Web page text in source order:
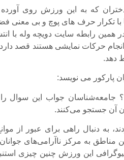
که به این ورزش روی آورده
تکرار حرف های پوچ و بی معنی
رابطه سایت دویچه وله با
حرکات نمایشی هستند قصد
دهد.
پارکور می نویسد:
جامعه‌شناسان جواب این سوال
آن جستجو می‌کنند.
به دنبال راهی برای عبور از
به مرکز ناآرامی‌های
این ورزش چنین چیزی